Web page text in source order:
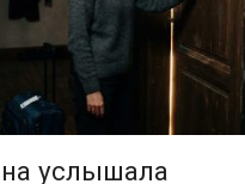
услышала